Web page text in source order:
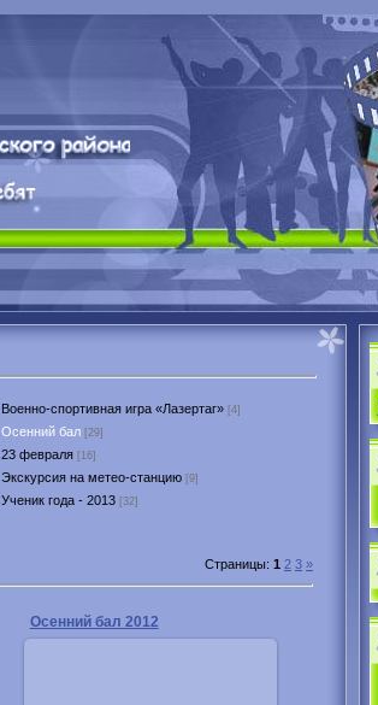
Военно-спортивная игра «Лазертаг» [4]
Осенний бал [29]
23 февраля [16]
Экскурсия на метео-станцию [9]
Ученик года - 2013 [32]
Страницы: 1 2 3 »
Осенний бал 2012